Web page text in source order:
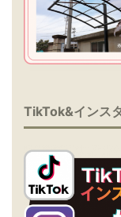
TikTok&インス